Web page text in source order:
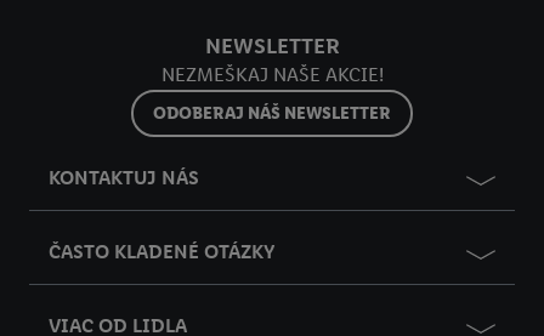
NEWSLETTER
NEZMEŠKAJ NAŠE AKCIE!
ODOBERAJ NÁŠ NEWSLETTER
KONTAKTUJ NÁS
ČASTO KLADENÉ OTÁZKY
VIAC OD LIDLA